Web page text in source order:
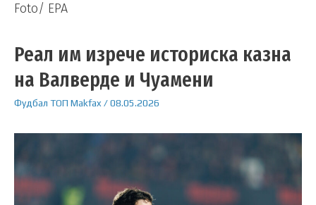
Foto/ EPA
Реал им изрече историска казна
на Валверде и Чуамени
Фудбал ТОП Makfax /08.05.2026